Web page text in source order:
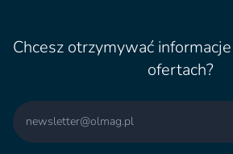
Chcesz otrzymywać
ofertach?
Email